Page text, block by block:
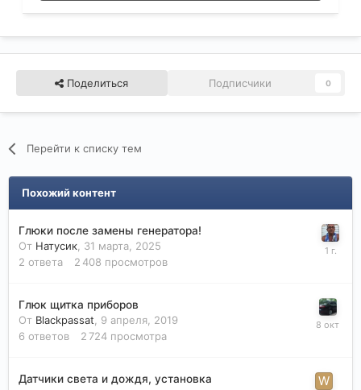
Поделиться Подписчики 0
Перейти к списку тем
Похожий контент
Глюки после замены генератора!
От Натусик 31 марта, 2025
2 ответа 2 408 просмотров
Глюк щитка приборов
От Blackpassat
9 апреля, 2019
6 ответов 2 724 просмотра
Датчики света и дождя, установка